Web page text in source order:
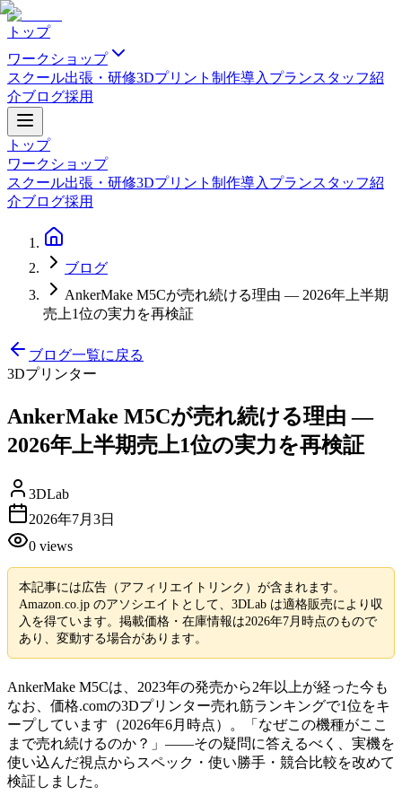
トップ
ワークショップ
スクール出張・研修3Dプリント制作導入プランスタッフ紹
介ブログ採用
トップ
ワークショップ
スクール出張・研修3Dプリント制作導入プランスタッフ紹
介ブログ採用
ブログ
AnkerMake M5Cが売れ続ける理由 — 2026年上半期
売上1位の実力を再検証
ブログ一覧に戻る
3Dプリンター
AnkerMake M5Cが売れ続ける理由 —
2026年上半期売上1位の実力を再検証
3DLab
2026年7月3日
0 views
本記事には広告（アフィリエイトリンク）が含まれます。
Amazon.co.jp のアソシエイトとして、3DLab は適格販売により収
入を得ています。掲載価格・在庫情報は2026年7月時点のもので
あり、変動する場合があります。
AnkerMake M5Cは、2023年の発売から2年以上が経った今も
なお、価格.comの3Dプリンター売れ筋ランキングで1位をキ
ープしています（2026年6月時点）。「なぜこの機種がここ
まで売れ続けるのか？」——その疑問に答えるべく、実機を
使い込んだ視点からスペック・使い勝手・競合比較を改めて
検証しました。